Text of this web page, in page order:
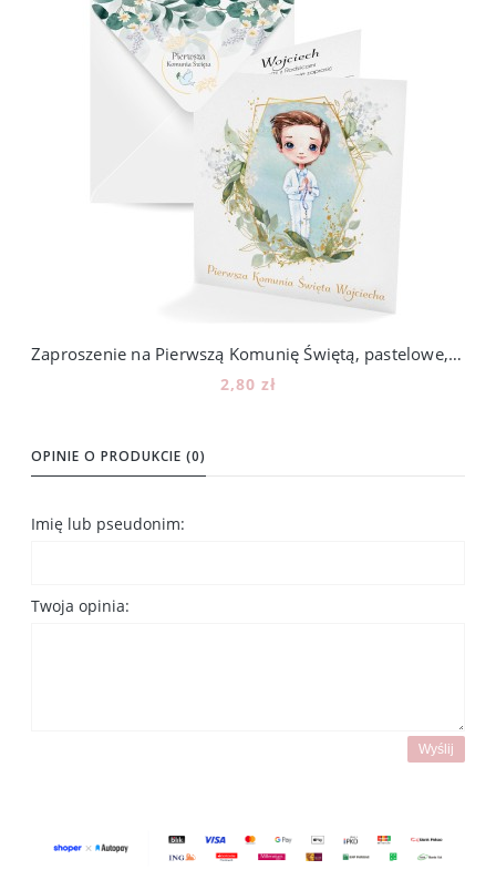
Zaproszenie na Pierwszą Komunię Świętą, pastelowe, chłopiec 105_3
2,80 zł
OPINIE O PRODUKCIE (0)
Imię lub pseudonim:
Twoja opinia:
Wyślij